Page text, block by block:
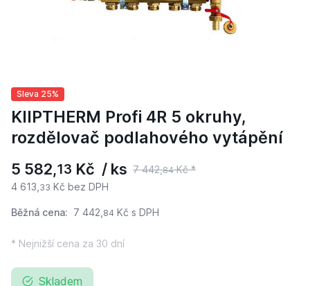
Sleva 25%
KIIPTHERM Profi 4R 5 okruhy,
rozdělovač podlahového vytápění
5 582,13 Kč / ks 7 442,84Kč *
4 613, 33 Kč bez DPH
Běžná cena: 7 442, 84 Kč s DPH
* Nejnižší cena za 30 dní
Skladem